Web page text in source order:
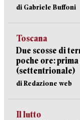
di Gabriele Buffoni
Toscana
Due scosse di
poche ore: prima
(settentrionale)
di Redazione web
Il lutto